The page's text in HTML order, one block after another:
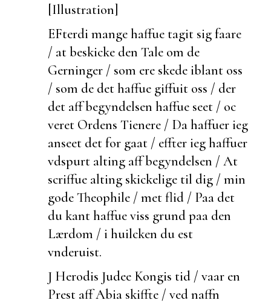
[Illustration]
EFterdi mange haffue tagit sig faare
/ atbeskicke den Tale om de
Gerninger / som ere skede iblant oss
/ som de det haffue giffuit oss / der
det aff begyndelsen haffue seet / oc
veret Ordens Tienere / Da haffuer ieg
anseet det for gaat / effter ieg haffuer
vdspurt alting aff begyndelsen / At
scriffue alting skickelige til dig / min
gode Theophile / met flid / Paa det
du kant haffue viss grund paa den
Lærdom / i huilcken du est
vnderuist.
J Herodis Judee Kongis tid / vaar en
Prest aff Abia skiffte / ved naffn